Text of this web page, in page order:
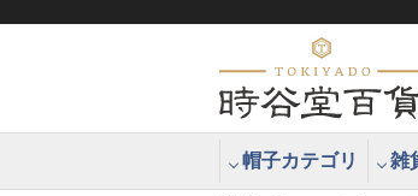
帽子カテゴリ 雑